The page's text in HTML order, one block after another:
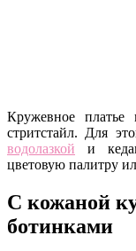
Кружевное платье
стритстайл. Для
водолазкой и
цветовую палитру
С кожаной
ботинками